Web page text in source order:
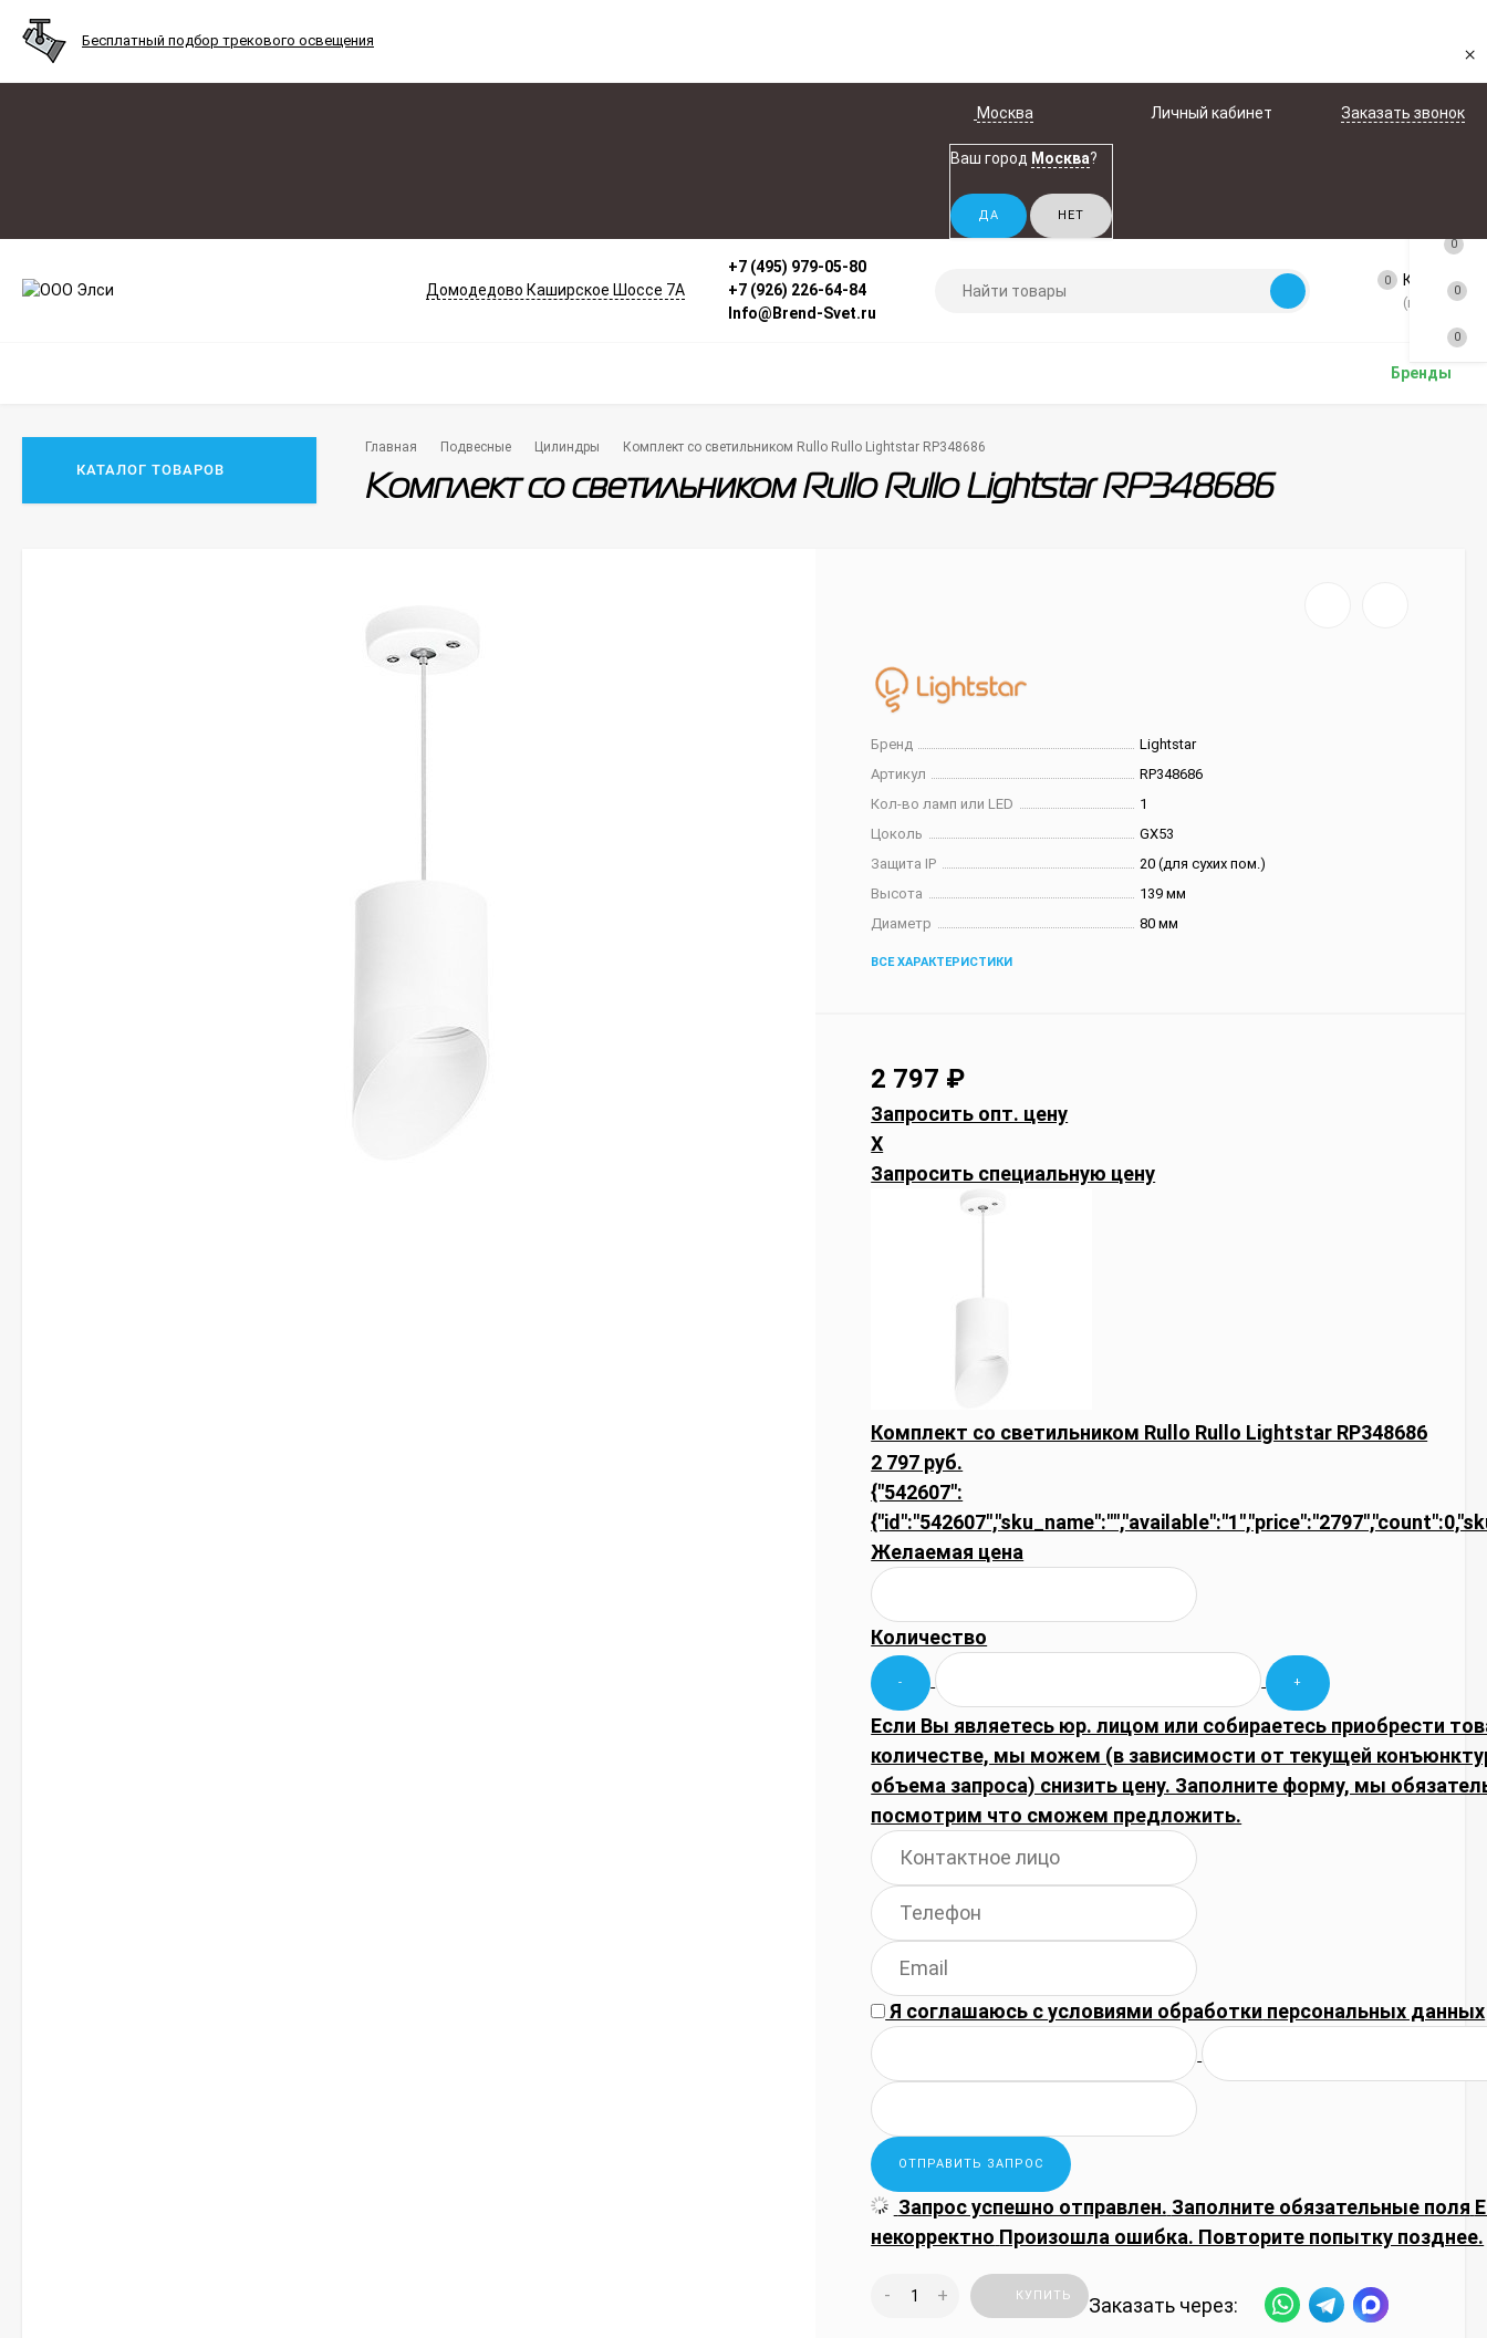
Бесплатный подбор трекового освещения
×
Москва
Ваш город Москва?
Личный кабинет Заказать звонок
Домодедово Каширское Шоссе 7А
+7 (495) 979-05-80
+7 (926) 226-64-84
Info@Brend-Svet.ru
0 Корзина
(пусто)
Бренды
КАТАЛОГ ТОВАРОВ
Главная Подвесные Цилиндры Комплект со светильником Rullo Rullo Lightstar RP348686
Комплект со светильником Rullo Rullo Lightstar RP348686
Бренд
Lightstar
Артикул
RP348686
Кол-во ламп или LED
1
Цоколь
GX53
Защита IP
20 (для сухих пом.)
Высота
139 мм
Диаметр
80 мм
ВСЕ ХАРАКТЕРИСТИКИ
2 797 ₽
Запросить опт. цену
X
Запросить специальную цену
Комплект со светильником Rullo Rullo Lightstar RP348686
2 797 руб.
{"542607":
Желаемая цена
Количество
Если Вы являетесь юр. лицом или собираетесь приобрести
количестве, мы можем (в зависимости от текущей
объема запроса) снизить цену. Заполните форму, мы
посмотрим что сможем предложить.
Я соглашаюсь сусловиями обработки персональных данных
Запрос успешно отправлен. Заполните обязательные поля
некорректно Произошла ошибка. Повторите попытку позднее.
- + КУПИТЬ Заказать через:
0
0
0